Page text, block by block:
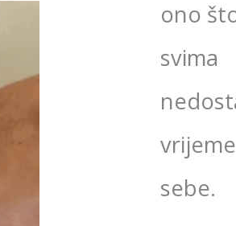
ono
svima
sebe.